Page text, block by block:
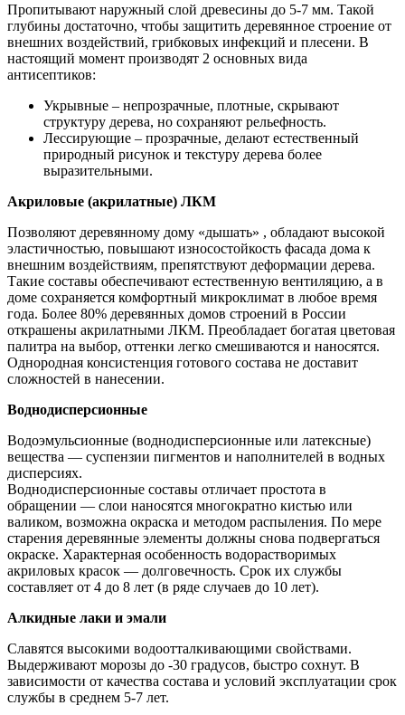
Пропитывают наружный слой древесины до 5-7 мм. Такой
глубины достаточно, чтобы защитить деревянное строение от
внешних воздействий, грибковых инфекций и плесени. В
настоящий момент производят 2 основных вида
антисептиков:
Укрывные – непрозрачные, плотные, скрывают
структуру дерева, но сохраняют рельефность.
Лессирующие – прозрачные, делают естественный
природный рисунок и текстуру дерева более
выразительными.
Акриловые (акрилатные) ЛКМ
Позволяют деревянному дому «дышать» , обладают высокой
эластичностью, повышают износостойкость фасада дома к
внешним воздействиям, препятствуют деформации дерева.
Такие составы обеспечивают естественную вентиляцию, а в
доме сохраняется комфортный микроклимат в любое время
года. Более 80% деревянных домов строений в России
открашены акрилатными ЛКМ. Преобладает богатая цветовая
палитра на выбор, оттенки легко смешиваются и наносятся.
Однородная консистенция готового состава не доставит
сложностей в нанесении.
Воднодисперсионные
Водоэмульсионные (воднодисперсионные или латексные)
вещества — суспензии пигментов и наполнителей в водных
дисперсиях.
Воднодисперсионные составы отличает простота в
обращении — слои наносятся многократно кистью или
валиком, возможна окраска и методом распыления. По мере
старения деревянные элементы должны снова подвергаться
окраске. Характерная особенность водорастворимых
акриловых красок — долговечность. Срок их службы
составляет от 4 до 8 лет (в ряде случаев до 10 лет).
Алкидные лаки и эмали
Славятся высокими водоотталкивающими свойствами.
Выдерживают морозы до -30 градусов, быстро сохнут. В
зависимости от качества состава и условий эксплуатации срок
службы в среднем 5-7 лет.